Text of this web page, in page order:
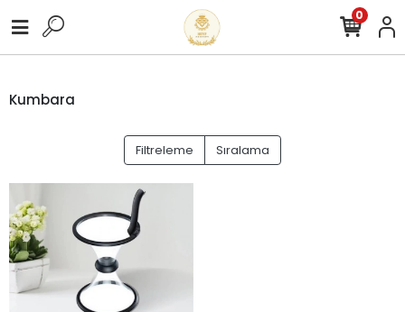
0
Kumbara
Filtreleme Sıralama